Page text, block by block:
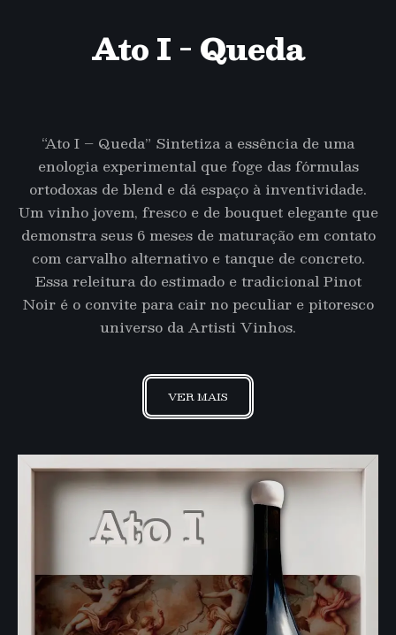
Ato I - Queda
“Ato I – Queda” Sintetiza a essência de uma
enologia experimental que foge das fórmulas
ortodoxas de blend e dá espaço à inventividade.
Um vinho jovem, fresco e de bouquet elegante que
demonstra seus 6 meses de maturação em contato
com carvalho alternativo e tanque de concreto.
Essa releitura do estimado e tradicional Pinot
Noir é o convite para cair no peculiar e pitoresco
universo da Artisti Vinhos.
VER MAIS